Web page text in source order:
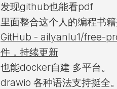
发现github也能看pdf
里面整合这个人的编程书籍
GitHub - ailyanlu1/free-
件，持续更新
也能docker自建 多平台。
drawio 各种语法支持挺全